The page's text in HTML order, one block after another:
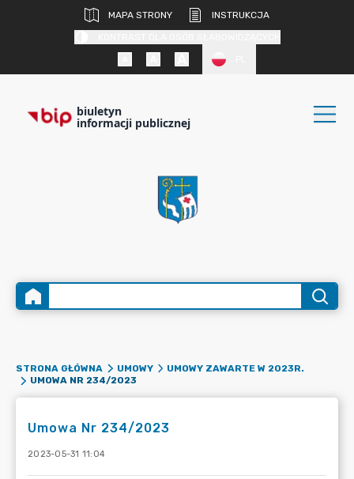
MAPA STRONY
INSTRUKCJA
biuletyn
informacji publicznej
STRONA GŁÓWNA UMOWY
UMOWY ZAWARTE W 2023R.
UMOWA NR 234/2023
Umowa Nr 234/2023
2023-05-31 11:04